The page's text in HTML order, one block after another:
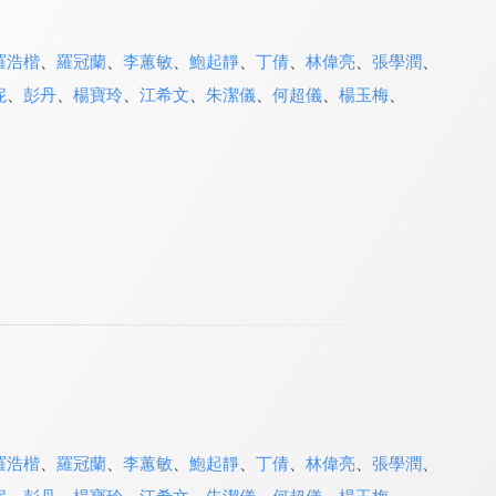
浩楷、 羅冠蘭、 李蕙敏、 鮑起靜、 丁倩、 林偉亮、 張學潤
、 彭丹、 楊寶玲、 江希文 朱潔儀、 何超儀、 楊玉梅、
浩楷、 羅冠蘭、 李蕙敏、 鮑起靜、 丁倩、 林偉亮、 張學潤